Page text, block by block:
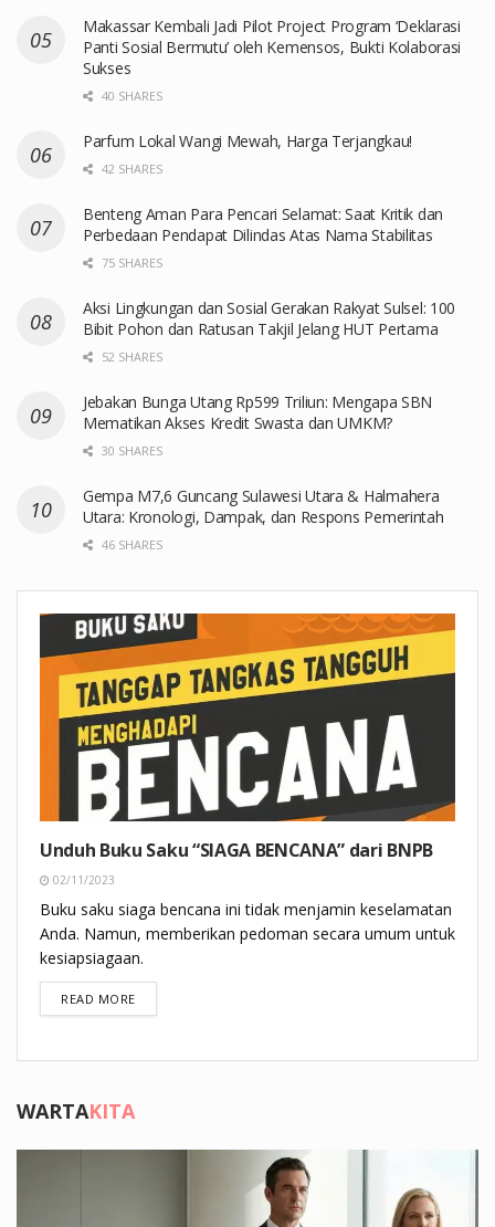
Makassar Kembali Jadi Pilot Project Program ‘Deklarasi
Panti Sosial Bermutu’ oleh Kemensos, Bukti Kolaborasi
Sukses
40 SHARES
Parfum Lokal Wangi Mewah, Harga Terjangkau!
42 SHARES
Benteng Aman Para Pencari Selamat: Saat Kritik dan
Perbedaan Pendapat Dilindas Atas Nama Stabilitas
75 SHARES
Aksi Lingkungan dan Sosial Gerakan Rakyat Sulsel: 100
Bibit Pohon dan Ratusan Takjil Jelang HUT Pertama
52 SHARES
Jebakan Bunga Utang Rp599 Triliun: Mengapa SBN
Mematikan Akses Kredit Swasta dan UMKM?
30 SHARES
Gempa M7,6 Guncang Sulawesi Utara & Halmahera
Utara: Kronologi, Dampak, dan Respons Pemerintah
46 SHARES
Unduh Buku Saku “SIAGA BENCANA” dari BNPB
02/11/2023
Buku saku siaga bencana ini tidak menjamin keselamatan
Anda. Namun, memberikan pedoman secara umum untuk
kesiapsiagaan.
READ MOREDETAILS
WARTAKITA